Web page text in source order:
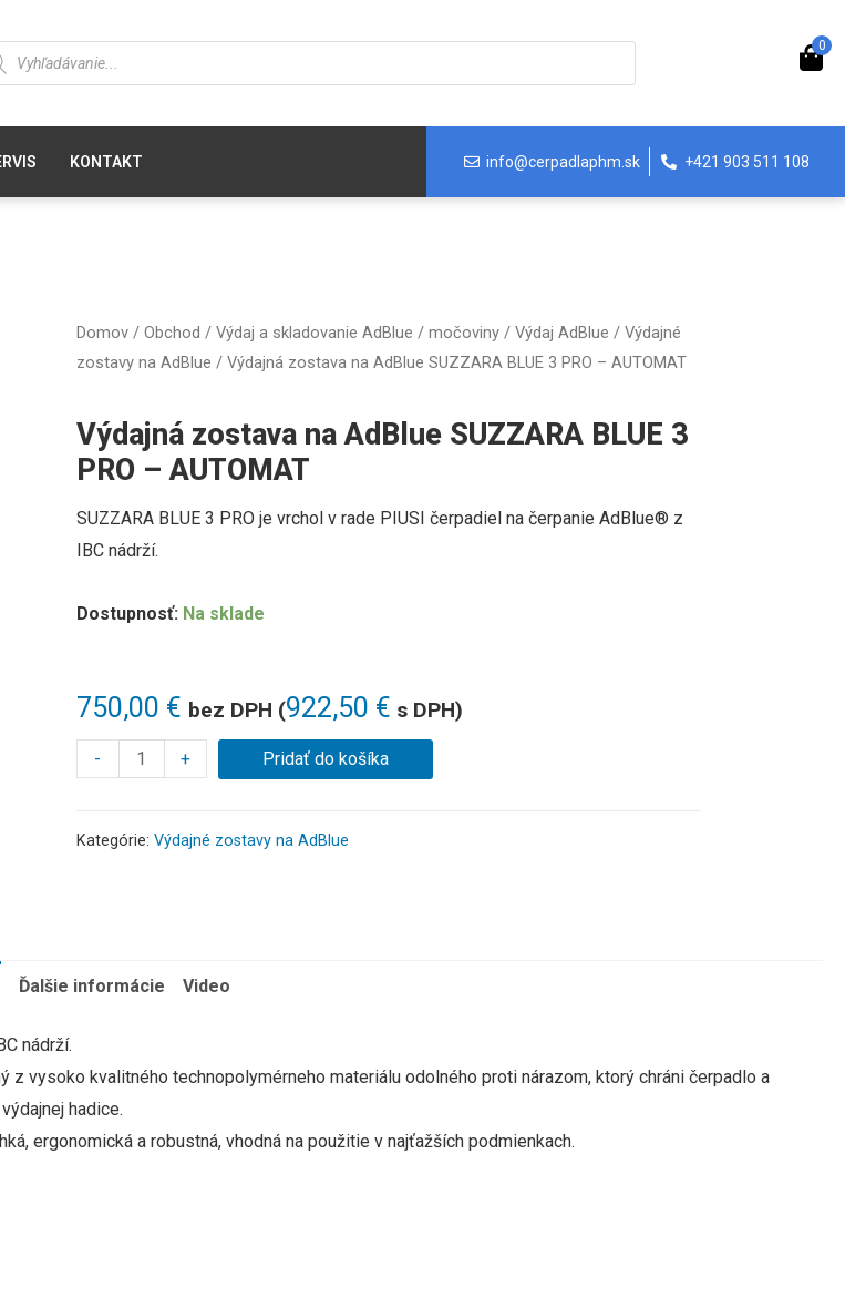
0
KONTAKT info@cerpadlaphm.sk +421 903 511 108
Domov/ Obchod / Výdaj a skladovanie AdBlue / močoviny/ Výdaj AdBlue / Výdajné
zostavy na AdBlue / Výdajná zostava na AdBlue SUZZARA BLUE 3 PRO – AUTOMAT
Výdajná zostava na AdBlue SUZZARA BLUE 3
PRO – AUTOMAT
750,00 € bez DPH (922,50 € s DPH)
SUZZARA BLUE 3 PRO je vrchol v rade PIUSI čerpadiel na čerpanie AdBlue® z
IBC nádrží.
Dostupnosť: Na sklade
- + Pridať do košíka
Kategórie: Výdajné zostavy na AdBlue
Ďalšie informácie Video
nádrží.
z vysoko kvalitného technopolymérneho materiálu odolného proti nárazom, ktorý chráni čerpadlo a
hadice.
ergonomická a robustná, vhodná na použitie v najťažších podmienkach.